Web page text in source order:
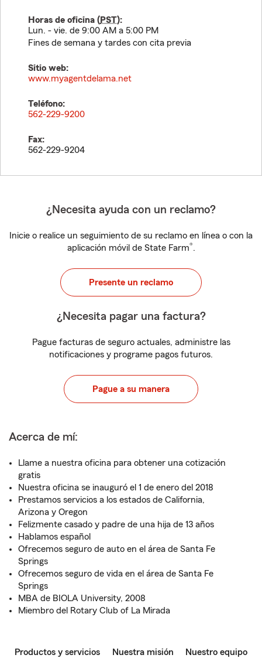
Horas de oficina (PST):
Lun. - vie. de 9:00 AM a 5:00 PM
Fines de semana y tardes con cita previa
Sitio web:
www.myagentdelama.net
Teléfono:
562-229-9200
Fax:
562-229-9204
¿Necesita ayuda con un reclamo?
Inicie o realice un seguimiento de su reclamo en línea o con la
aplicación móvil de State Farm®.
Presente un reclamo
¿Necesita pagar una factura?
Pague facturas de seguro actuales, administre las
notificaciones y programe pagos futuros.
Pague a su manera
Acerca de mí:
Llame a nuestra oficina para obtener una cotización
gratis
Nuestra oficina se inauguró el 1 de enero del 2018
Prestamos servicios a los estados de California,
Arizona y Oregon
Felizmente casado y padre de una hija de 13 años
Hablamos español
Ofrecemos seguro de auto en el área de Santa Fe
Springs
Ofrecemos seguro de vida en el área de Santa Fe
Springs
MBA de BIOLA University, 2008
Miembro del Rotary Club of La Mirada
Productos y servicios Nuestra misión Nuestro equipo